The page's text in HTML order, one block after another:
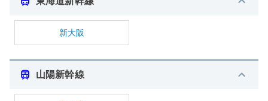
新大阪
山陽新幹線